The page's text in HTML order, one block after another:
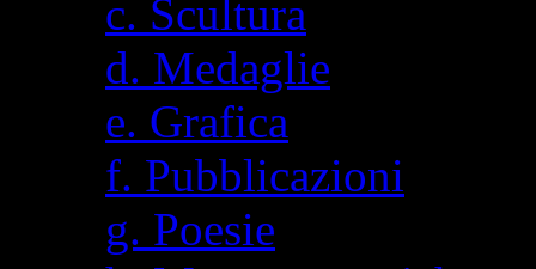
c. Scultura
d. Medaglie
e. Grafica
f. Pubblicazioni
g. Poesie